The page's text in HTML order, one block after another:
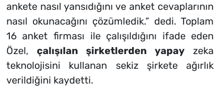
ankete nasıl yansıdığını ve anket cevaplarının
nasıl okunacağını çözümledik.” dedi. Toplam
16 anket firması ile çalışıldığını ifade eden
Özel, çalışılan şirketlerden yapay zeka
teknolojisini kullanan sekiz şirkete ağırlık
verildiğini kaydetti.